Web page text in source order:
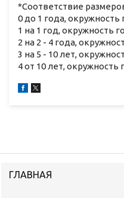
*Соответствие
0 до 1 года, окружность
1 на 1 год, окружность
2 на 2 - 4 года,
3 на 5 - 10 лет,
4 от 10 лет, окружность
ГЛАВНАЯ